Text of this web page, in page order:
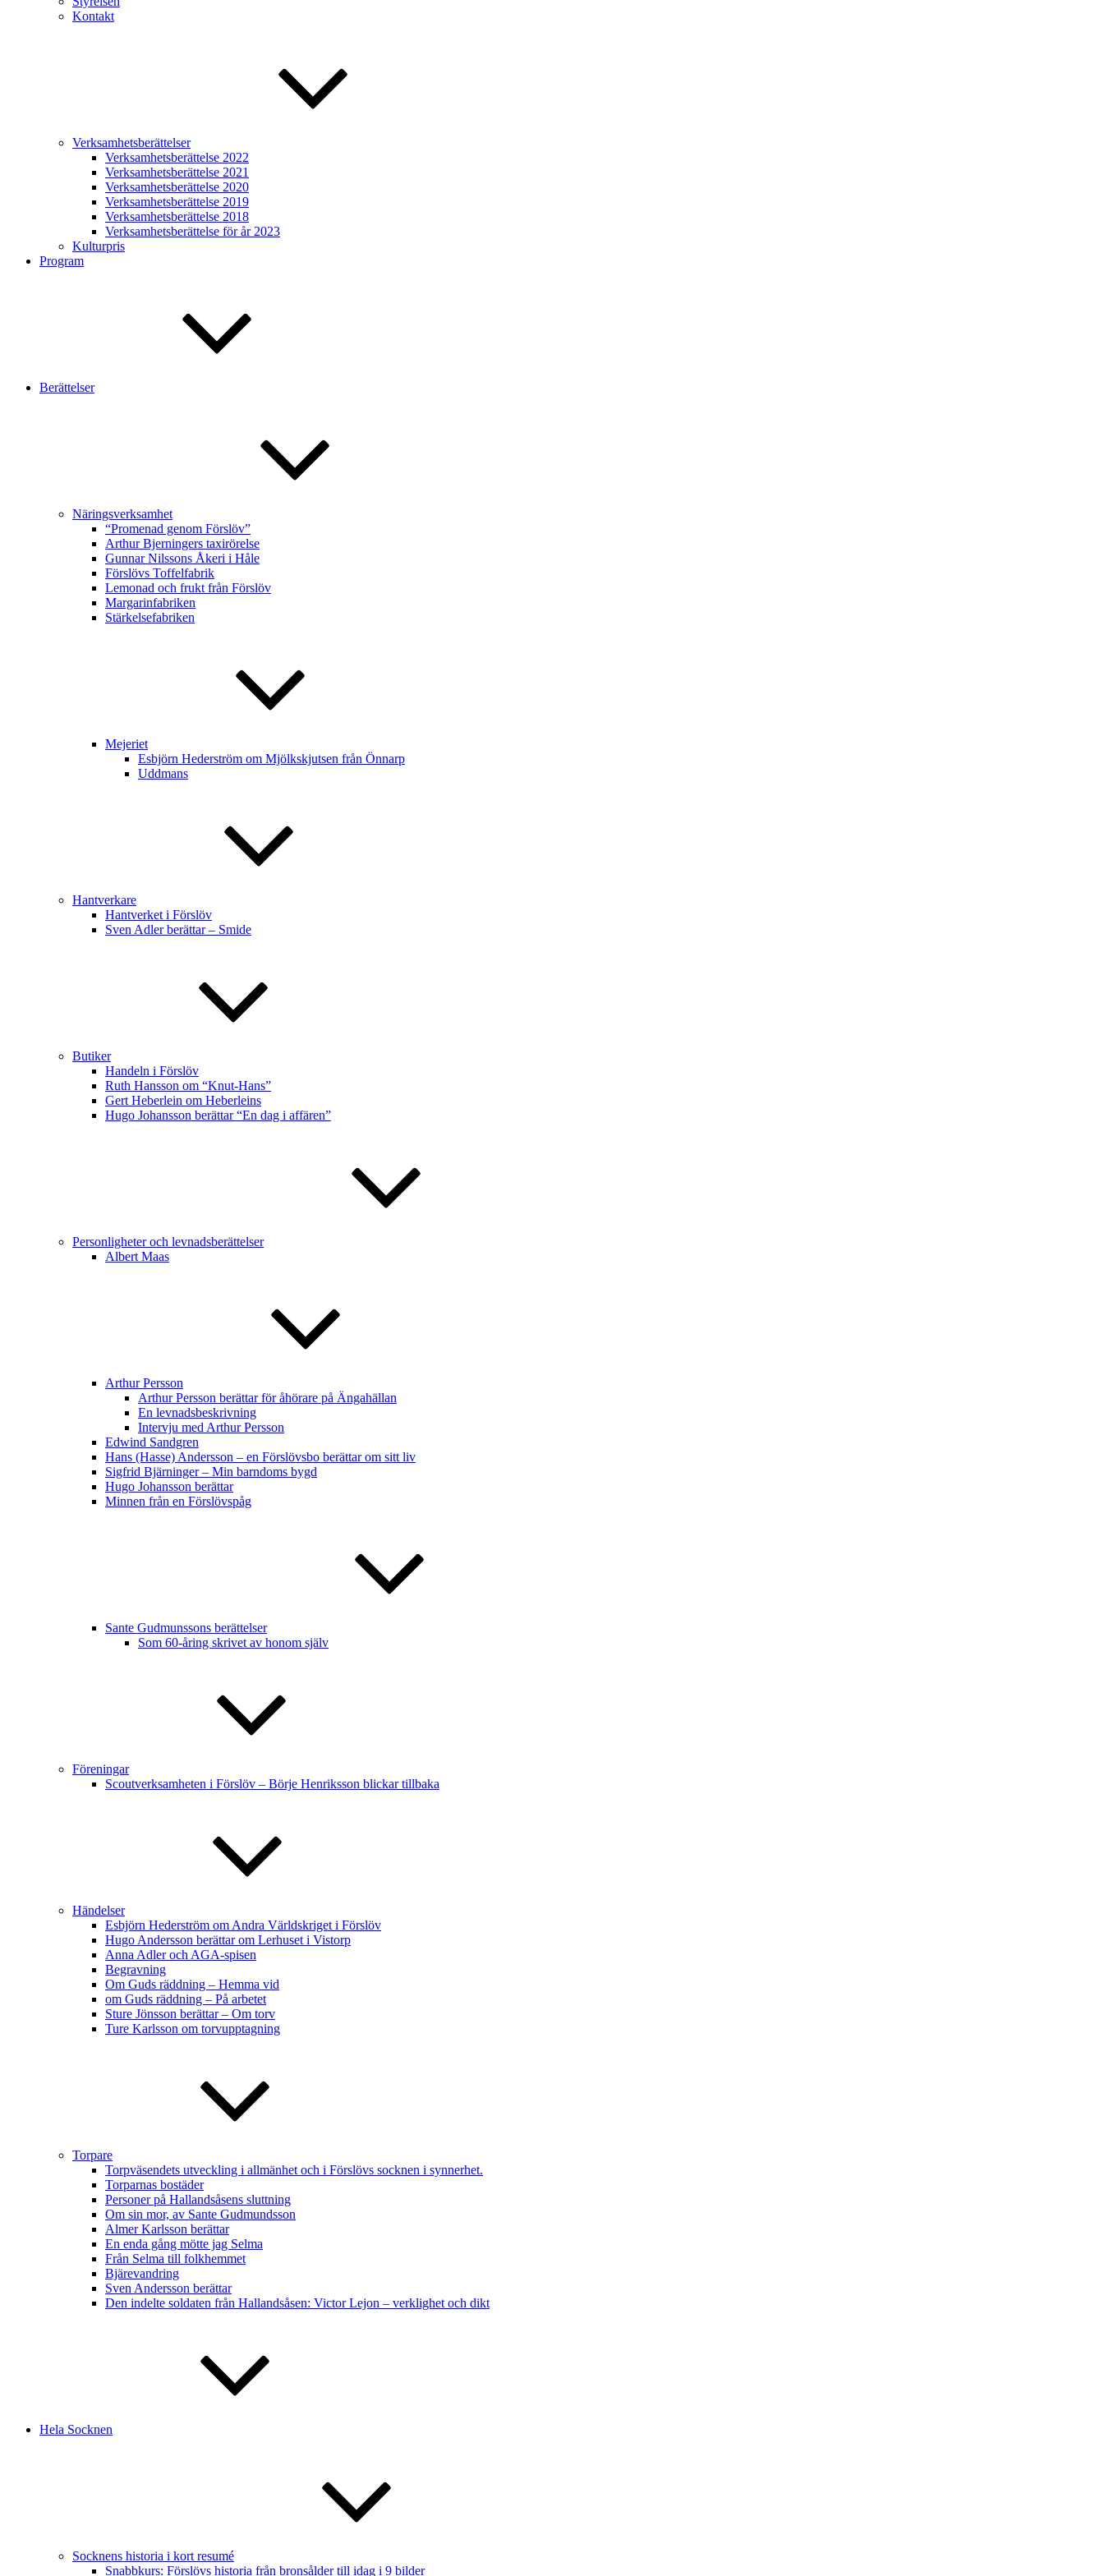
Kontakt
Verksamhetsberättelser
Verksamhetsberättelse 2022
Verksamhetsberättelse 2021
Verksamhetsberättelse 2020
Verksamhetsberättelse 2019
Verksamhetsberättelse 2018
Verksamhetsberättelse för år 2023
Kulturpris
Program
Berättelser
Näringsverksamhet
“Promenad genom Förslöv”
Arthur Bjerningers taxirörelse
Gunnar Nilssons Åkeri i Håle
Förslövs Toffelfabrik
Lemonad och frukt från Förslöv
Margarinfabriken
Stärkelsefabriken
Mejeriet
Esbjörn Hederström om Mjölkskjutsen från Önnarp
Uddmans
Hantverkare
Hantverket i Förslöv
Sven Adler berättar – Smide
Butiker
Handeln i Förslöv
Ruth Hansson om “Knut-Hans”
Gert Heberlein om Heberleins
Hugo Johansson berättar “En dag i affären”
Personligheter och levnadsberättelser
Albert Maas
Arthur Persson
Arthur Persson berättar för åhörare på Ängahällan
En levnadsbeskrivning
Intervju med Arthur Persson
Edwind Sandgren
Hans (Hasse) Andersson – en Förslövsbo berättar om sitt liv
Sigfrid Bjärninger – Min barndoms bygd
Hugo Johansson berättar
Minnen från en Förslövspåg
Sante Gudmunssons berättelser
Som 60-åring skrivet av honom själv
Föreningar
Scoutverksamheten i Förslöv – Börje Henriksson blickar tillbaka
Händelser
Esbjörn Hederström om Andra Världskriget i Förslöv
Hugo Andersson berättar om Lerhuset i Vistorp
Anna Adler och AGA-spisen
Begravning
Om Guds räddning – Hemma vid
om Guds räddning – På arbetet
Sture Jönsson berättar – Om torv
Ture Karlsson om torvupptagning
Torpare
Torpväsendets utveckling i allmänhet och i Förslövs socknen i synnerhet.
Torparnas bostäder
Personer på Hallandsåsens sluttning
Om sin mor, av Sante Gudmundsson
Almer Karlsson berättar
En enda gång mötte jag Selma
Från Selma till folkhemmet
Bjärevandring
Sven Andersson berättar
Den indelte soldaten från Hallandsåsen: Victor Lejon – verklighet och dikt
Hela Socknen
Socknens historia i kort resumé
Snabbkurs: Förslövs historia från bronsålder till idag i 9 bilder